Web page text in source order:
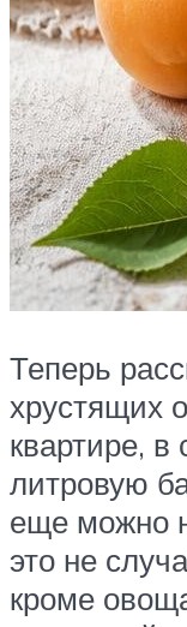
Теперь
хрустящих
квартире,
литровую
еще можно
это не
кроме